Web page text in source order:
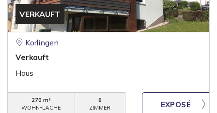
VERKAUFT
Korlingen
Verkauft
Haus
270 m²
WOHNFLÄCHE
6
ZIMMER